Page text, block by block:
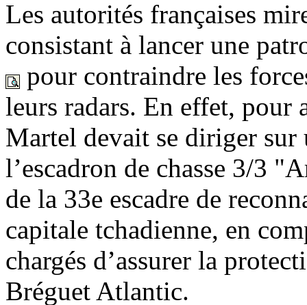
Les autorités françaises
consistant à lancer une
pour contraindre les
leurs radars. En effet, pour
Martel devait se diriger sur
l’escadron de chasse 3/3
de la 33e escadre de
capitale tchadienne, en
chargés d’assurer la
Bréguet Atlantic.